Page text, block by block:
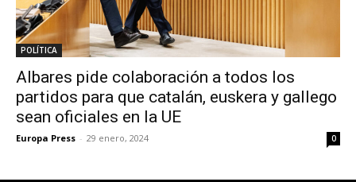
POLÍTICA
Albares pide colaboración a todos los
partidos para que catalán, euskera y gallego
sean oficiales en la UE
Europa Press - 29 enero, 2024 0